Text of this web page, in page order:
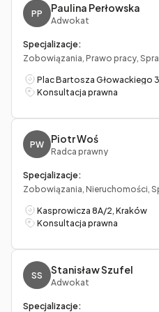
PP Paulina Perłowska
Adwokat
Specjalizacje:
Zobowiązania, Prawo pracy,
Plac Bartosza Głowackiego
Konsultacja prawna
PW Piotr Woś
Radca prawny
Specjalizacje:
Zobowiązania, Nieruchomości,
Kasprowicza 8A/2, Kraków
Konsultacja prawna
SS Stanisław Szufel
Adwokat
Specjalizacje: